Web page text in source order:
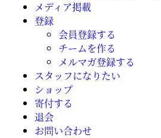
メディア掲載
登録
会員登録する
チームを作る
メルマガ登録する
スタッフになりたい
ショップ
寄付する
退会
お問い合わせ